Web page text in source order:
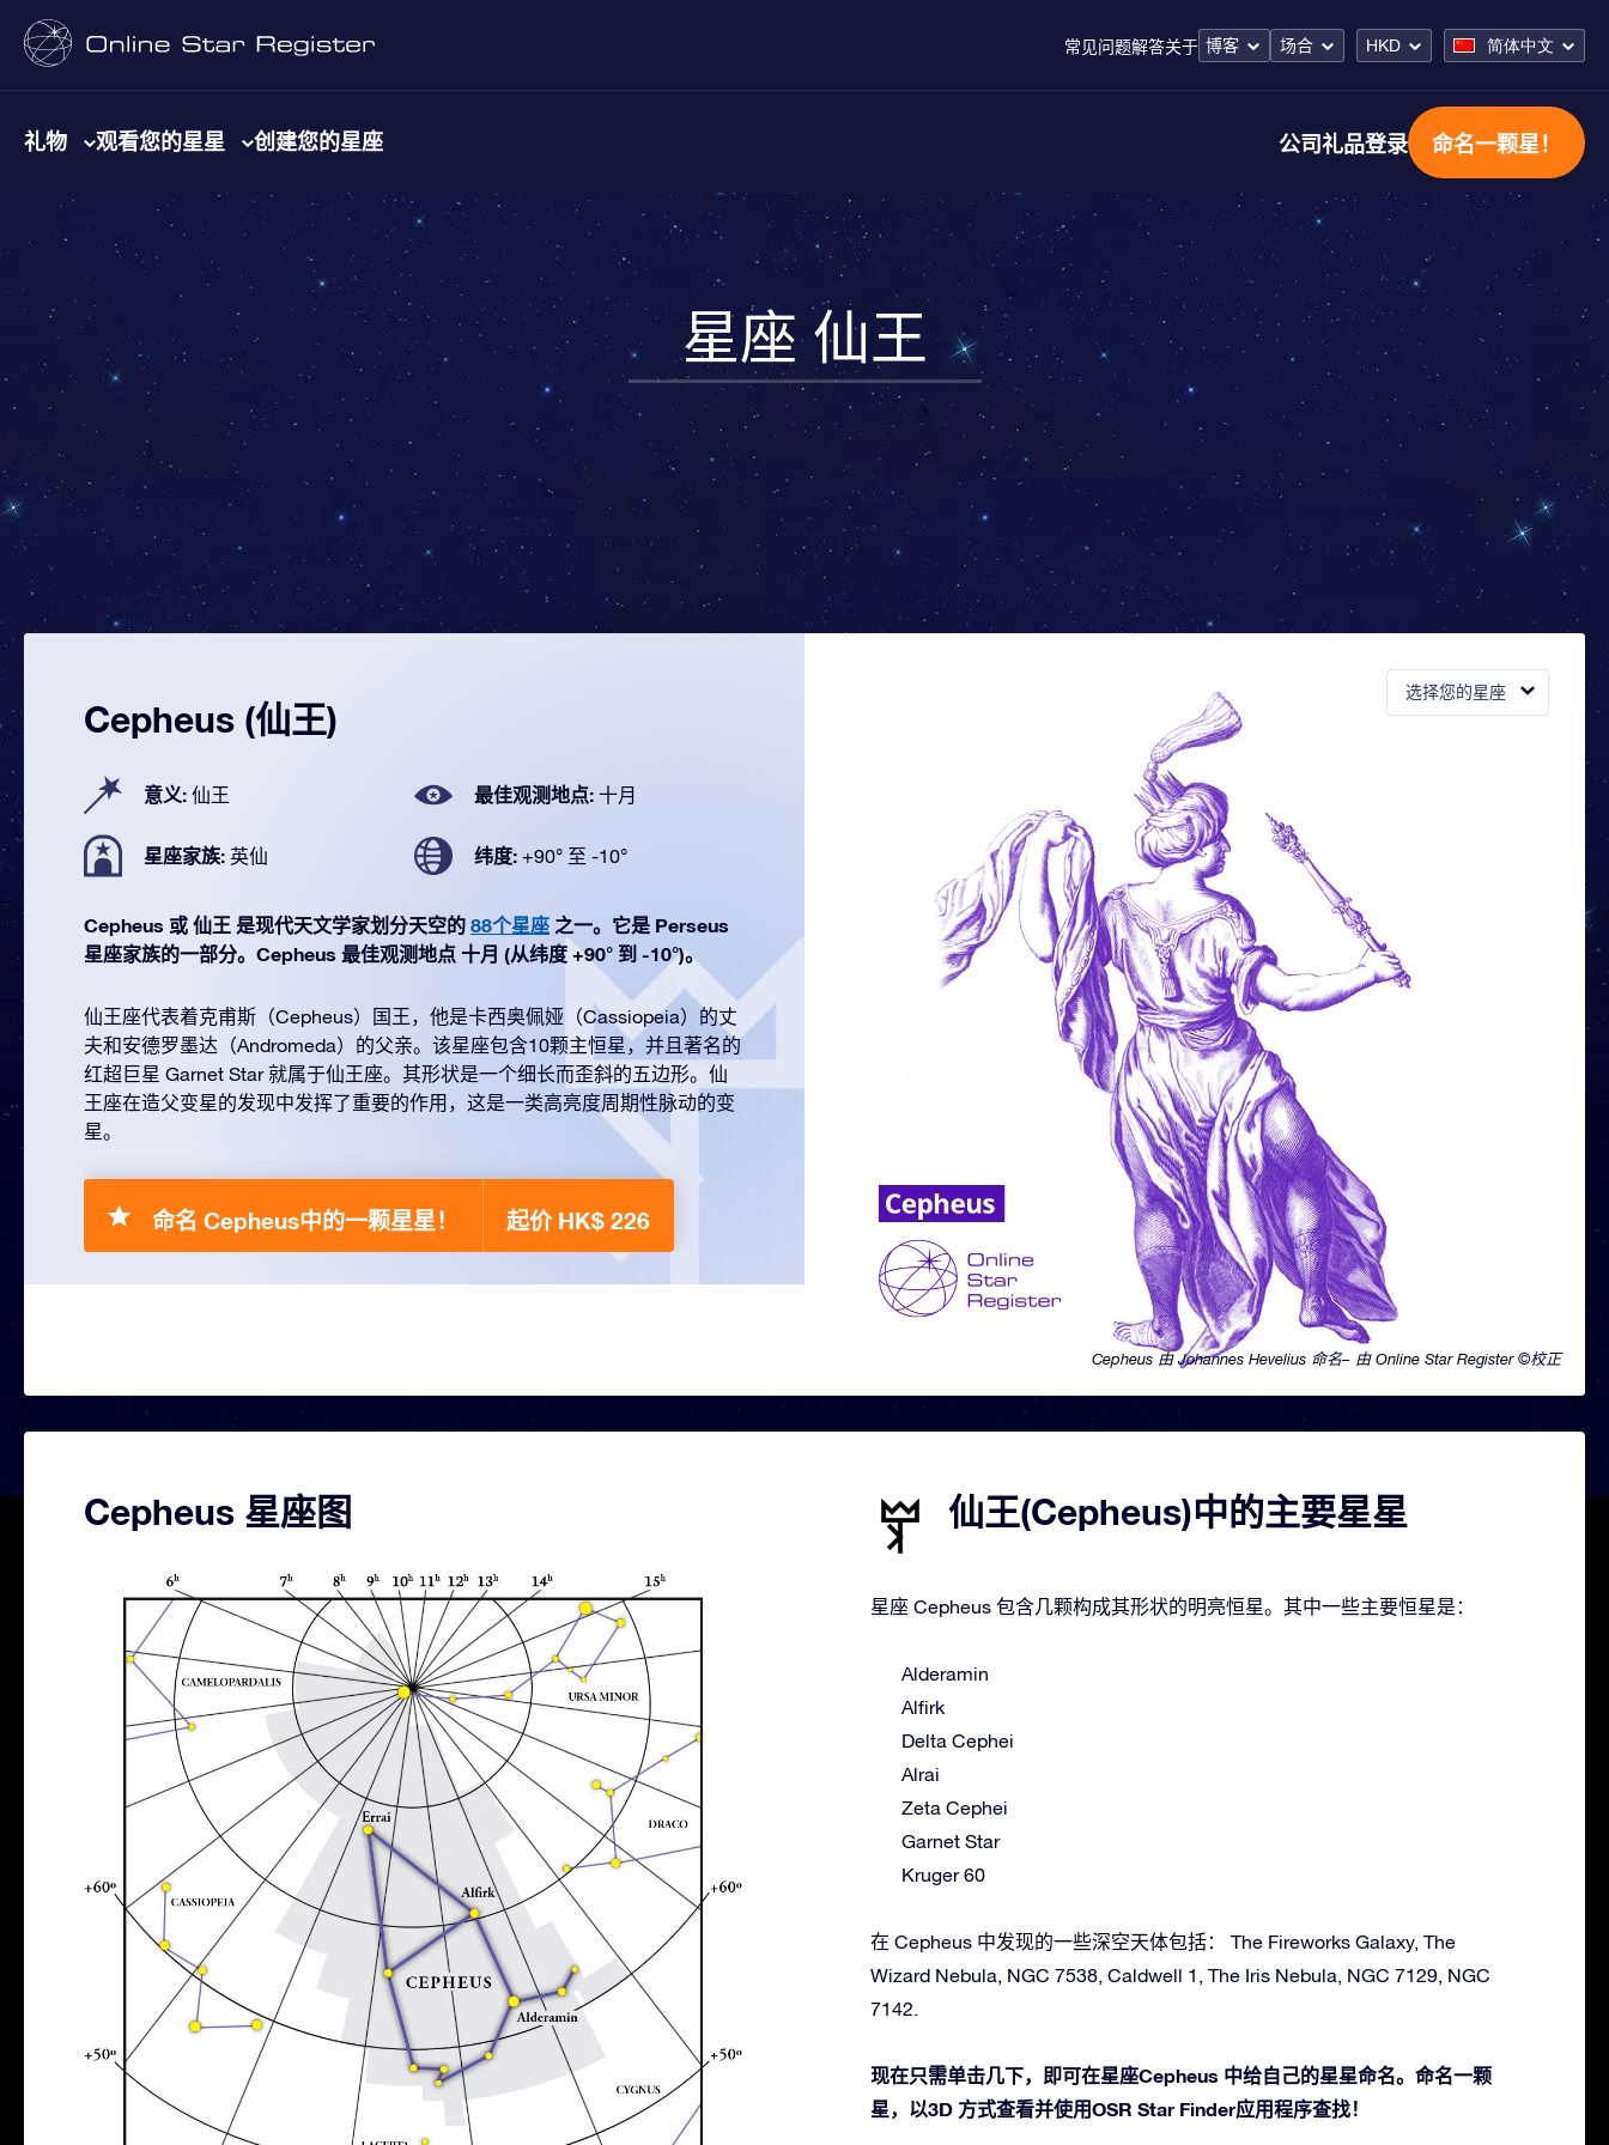
常见问题解答关于 博客 场合 HKD 简体中文
礼物 观看您的星星 创建您的星座 公司礼品登录 命名一颗星！
星座 仙王
选择您的星座
Cepheus 由 Johannes Hevelius 命名– 由 Online Star Register ©校正
Cepheus (仙王)
意义: 仙王 最佳观测地点: 十月
星座家族: 英仙 纬度: +90° 至 -10°
Cepheus 或 仙王 是现代天文学家划分天空的 88个星座 之一。它是 Perseus
星座家族的一部分。Cepheus 最佳观测地点 十月 (从纬度 +90° 到 -10°)。
仙王座代表着克甫斯（Cepheus）国王，他是卡西奥佩娅（Cassiopeia）的丈
夫和安德罗墨达（Andromeda）的父亲。该星座包含10颗主恒星，并且著名的
红超巨星 Garnet Star 就属于仙王座。其形状是一个细长而歪斜的五边形。仙
王座在造父变星的发现中发挥了重要的作用，这是一类高亮度周期性脉动的变
星。
命名 Cepheus中的一颗星星！ 起价 HK$ 226
Cepheus 星座图 仙王(Cepheus)中的主要星星
星座 Cepheus 包含几颗构成其形状的明亮恒星。其中一些主要恒星是：
Alderamin
Alfirk
Delta Cephei
Alrai
Zeta Cephei
Garnet Star
Kruger 60
在 Cepheus 中发现的一些深空天体包括： The Fireworks Galaxy, The
Wizard Nebula, NGC 7538, Caldwell 1, The Iris Nebula, NGC 7129, NGC
7142.
现在只需单击几下，即可在星座Cepheus 中给自己的星星命名。命名一颗
星，以3D 方式查看并使用OSR Star Finder应用程序查找！